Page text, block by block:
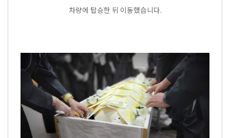
차량에 탑승한 뒤 이동했습니다.